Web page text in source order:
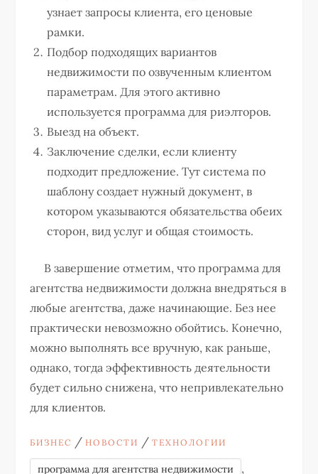
узнает запросы клиента, его ценовые
рамки.
Подбор подходящих вариантов
недвижимости по озвученным клиентом
параметрам. Для этого активно
используется программа для риэлторов.
Выезд на объект.
Заключение сделки, если клиенту
подходит предложение. Тут система по
шаблону создает нужный документ, в
котором указываются обязательства обеих
сторон, вид услуг и общая стоимость.
В завершение отметим, что программа для
агентства недвижимости должна внедряться в
любые агентства, даже начинающие. Без нее
практически невозможно обойтись. Конечно,
можно выполнять все вручную, как раньше,
однако, тогда эффективность деятельности
будет сильно снижена, что непривлекательно
для клиентов.
БИЗНЕС / НОВОСТИ /ТЕХНОЛОГИИ
программа для агентства недвижимости ,